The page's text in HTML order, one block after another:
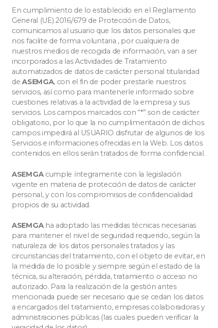
En cumplimiento de lo establecido en el Reglamento
General (UE) 2016/679 de Protección de Datos,
comunicamos al usuario que los datos personales que
nos facilite de forma voluntaria , por cualquiera de
nuestros medios de recogida de información, van a ser
incorporados a las Actividades de Tratamiento
automatizados de datos de carácter personal titularidad
deASEMGA, con el fin de poder prestarle nuestros
servicios, así como para mantenerle informado sobre
cuestiones relativas a la actividad de la empresa y sus
servicios. Los campos marcados con “*” son de carácter
obligatorio, por lo que la no cumplimentación de dichos
campos impedirá al USUARIO disfrutar de algunos de los
Servicios e informaciones ofrecidas en la Web. Los datos
contenidos en ellos serán tratados de forma confidencial.
ASEMGAcumple íntegramente con la legislación
vigente en materia de protección de datos de carácter
personal, y con los compromisos de confidencialidad
propios de su actividad.
ASEMGA ha adoptado las medidas técnicas necesarias
para mantener el nivel de seguridad requerido, según la
naturaleza de los datos personales tratados y las
circunstancias del tratamiento, con el objeto de evitar, en
la medida de lo posible y siempre según el estado de la
técnica, su alteración, pérdida, tratamiento o acceso no
autorizado. Para la realización de la gestión antes
mencionada puede ser necesario que se cedan los datos
a encargados del tratamiento, empresas colaboradoras y
administraciones públicas (las cuales pueden verificar la